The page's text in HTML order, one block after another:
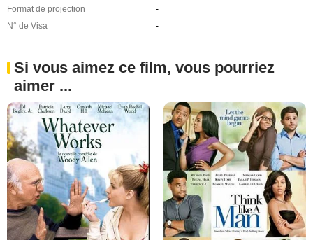
Format de projection
-
N° de Visa
-
Si vous aimez ce film, vous pourriez
aimer ...